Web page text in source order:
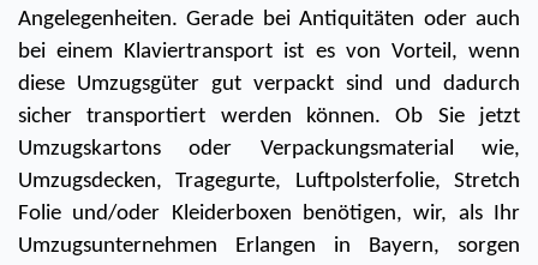
Angelegenheiten. Gerade bei Antiquitäten oder auch
bei einem Klaviertransport ist es von Vorteil, wenn
diese Umzugsgüter gut verpackt sind und dadurch
sicher transportiert werden können. Ob Sie jetzt
Umzugskartons oder Verpackungsmaterial wie,
Umzugsdecken, Tragegurte, Luftpolsterfolie, Stretch
Folie und/oder Kleiderboxen benötigen, wir, als Ihr
Umzugsunternehmen Erlangen in Bayern, sorgen